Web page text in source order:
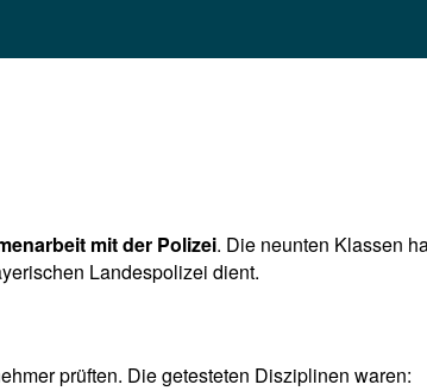
mit der Polizei. Die neunten Klassen
Landespolizei dient.
prüften. Die getesteten Disziplinen waren: